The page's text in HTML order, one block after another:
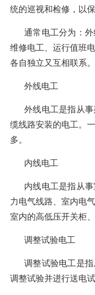
统的巡视和检修，以
通常电工分为：外
维修电工、运行值班
各自独立又互相联系。
外线电工
外线电工是指从
缆线路安装的电工。
多。
内线电工
内线电工是指从
力电气线路、室内电
室内的高低压开关柜
调整试验电工
调整试验电工是
调整试验并进行送电